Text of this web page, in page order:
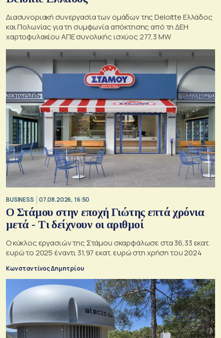
Διασυνοριακή συνεργασία των ομάδων της Deloitte Ελλάδος
και Πολωνίας για τη συμφωνία απόκτησης από τη ΔΕΗ
χαρτοφυλακίου ΑΠΕ συνολικής ισχύος 277,3 MW
BUSINESS 07.08.2026, 16:50
Ο Στάμου στην εποχή Γιώτης επτά χρόνια
μετά - Τι δείχνουν οι αριθμοί
Ο κύκλος εργασιών της Στάμου σκαρφάλωσε στα 36,33 εκατ.
ευρώ το 2025 έναντι 31,97 εκατ. ευρώ στη χρήση του 2024
Κωνσταντίνος Δημητρίου